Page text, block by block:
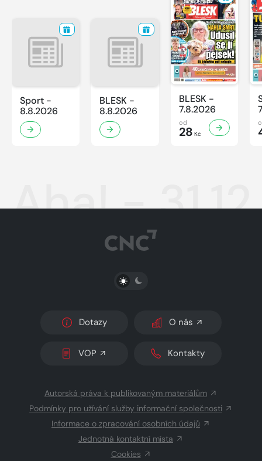
Sport -
8.8.2026
BLESK -
8.8.2026
BLESK -
7.8.2026
od
28 Kč
Aha! -
PŘEPNOUT SVĚTLÝ/TMAVÝ REŽIM
Dotazy O nás
VOP Kontakty
Autorská práva k publikovaným materiálům
Podmínky pro užívání služby informační společnosti
Informace o zpracování osobních údajů
Jednotná kontaktní místa
Cookies